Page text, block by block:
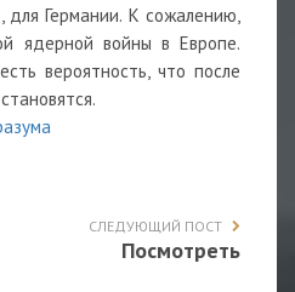
для Германии. К сожалению,
ядерной войны в Европе.
вероятность, что после
СЛЕДУЮЩИЙ ПОСТ
Посмотреть